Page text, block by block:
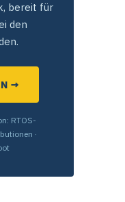
bereit für
den
→
RTOS-
·